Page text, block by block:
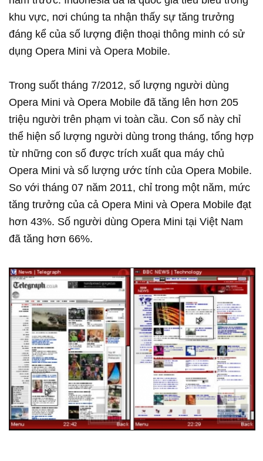
khu vực, nơi chúng ta nhận thấy sự tăng trưởng
đáng kể của số lượng điện thoại thông minh có sử
dụng Opera Mini và Opera Mobile.
Trong suốt tháng 7/2012, số lượng người dùng
Opera Mini và Opera Mobile đã tăng lên hơn 205
triệu người trên phạm vi toàn cầu. Con số này chỉ
thể hiện số lượng người dùng trong tháng, tổng hợp
từ những con số được trích xuất qua máy chủ
Opera Mini và số lượng ước tính của Opera Mobile.
So với tháng 07 năm 2011, chỉ trong một năm, mức
tăng trưởng của cả Opera Mini và Opera Mobile đạt
hơn 43%. Số người dùng Opera Mini tại Việt Nam
đã tăng hơn 66%.